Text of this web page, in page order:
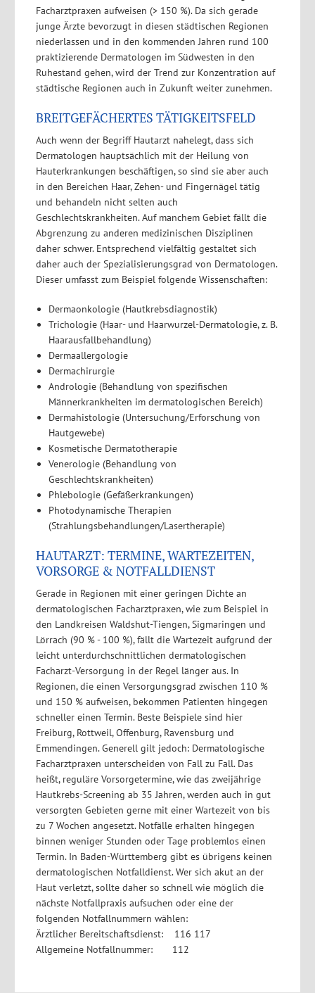
Facharztpraxen aufweisen (> 150 %). Da sich gerade
junge Ärzte bevorzugt in diesen städtischen Regionen
niederlassen und in den kommenden Jahren rund 100
praktizierende Dermatologen im Südwesten in den
Ruhestand gehen, wird der Trend zur Konzentration auf
städtische Regionen auch in Zukunft weiter zunehmen.
BREITGEFÄCHERTES TÄTIGKEITSFELD
Auch wenn der Begriff Hautarzt nahelegt, dass sich
Dermatologen hauptsächlich mit der Heilung von
Hauterkrankungen beschäftigen, so sind sie aber auch
in den Bereichen Haar, Zehen- und Fingernägel tätig
und behandeln nicht selten auch
Geschlechtskrankheiten. Auf manchem Gebiet fällt die
Abgrenzung zu anderen medizinischen Disziplinen
daher schwer. Entsprechend vielfältig gestaltet sich
daher auch der Spezialisierungsgrad von Dermatologen.
Dieser umfasst zum Beispiel folgende Wissenschaften:
Dermaonkologie (Hautkrebsdiagnostik)
Trichologie (Haar- und Haarwurzel-Dermatologie, z. B.
Haarausfallbehandlung)
Dermaallergologie
Dermachirurgie
Andrologie (Behandlung von spezifischen
Männerkrankheiten im dermatologischen Bereich)
Dermahistologie (Untersuchung/Erforschung von
Hautgewebe)
Kosmetische Dermatotherapie
Venerologie (Behandlung von
Geschlechtskrankheiten)
Phlebologie (Gefäßerkrankungen)
Photodynamische Therapien
(Strahlungsbehandlungen/Lasertherapie)
HAUTARZT: TERMINE, WARTEZEITEN,
VORSORGE & NOTFALLDIENST
Gerade in Regionen mit einer geringen Dichte an
dermatologischen Facharztpraxen, wie zum Beispiel in
den Landkreisen Waldshut-Tiengen, Sigmaringen und
Lörrach (90 % - 100 %), fällt die Wartezeit aufgrund der
leicht unterdurchschnittlichen dermatologischen
Facharzt-Versorgung in der Regel länger aus. In
Regionen, die einen Versorgungsgrad zwischen 110 %
und 150 % aufweisen, bekommen Patienten hingegen
schneller einen Termin. Beste Beispiele sind hier
Freiburg, Rottweil, Offenburg, Ravensburg und
Emmendingen. Generell gilt jedoch: Dermatologische
Facharztpraxen unterscheiden von Fall zu Fall. Das
heißt, reguläre Vorsorgetermine, wie das zweijährige
Hautkrebs-Screening ab 35 Jahren, werden auch in gut
versorgten Gebieten gerne mit einer Wartezeit von bis
zu 7 Wochen angesetzt. Notfälle erhalten hingegen
binnen weniger Stunden oder Tage problemlos einen
Termin. In Baden-Württemberg gibt es übrigens keinen
dermatologischen Notfalldienst. Wer sich akut an der
Haut verletzt, sollte daher so schnell wie möglich die
nächste Notfallpraxis aufsuchen oder eine der
folgenden Notfallnummern wählen:
Ärztlicher Bereitschaftsdienst: 116 117
Allgemeine Notfallnummer: 112